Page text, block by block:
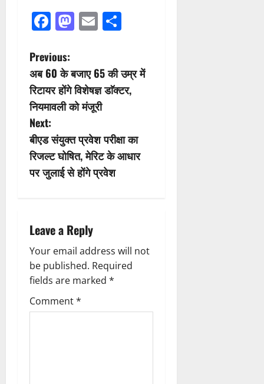
Facebook
Mastodon
Email
P
o
s
t
n
a
i
g
a
t
Previous:
अब 60 के बजाए 65 की उम्र में
रिटायर होंगे विशेषज्ञ डाॅक्टर,
नियमावली को मंजूरी
Next:
बीएड संयुक्त प्रवेश परीक्षा का
रिजल्ट घोषित, मेरिट के आधार
पर जुलाई से होंगे प्रवेश
Leave a Reply
Your email address will not
be published. Required
fields are marked *
Comment*